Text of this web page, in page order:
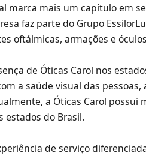
marca mais um capítulo em
faz parte do Grupo
oftálmicas, armações e
de Óticas Carol nos
a saúde visual das
a Óticas Carol possui
estados do Brasil.
de serviço